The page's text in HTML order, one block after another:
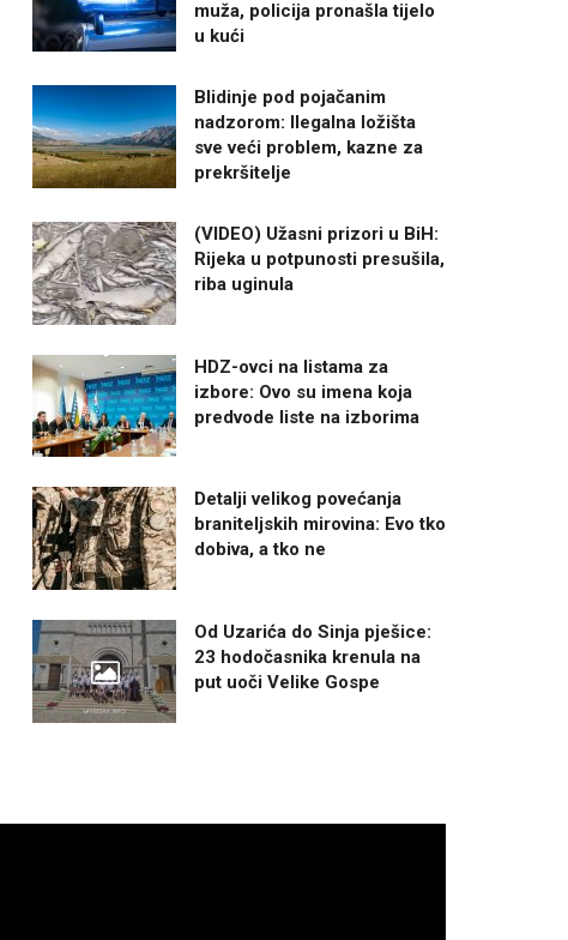
muža, policija pronašla tijelo
u kući
Blidinje pod pojačanim
nadzorom: Ilegalna ložišta
sve veći problem, kazne za
prekršitelje
(VIDEO) Užasni prizori u BiH:
Rijeka u potpunosti presušila,
riba uginula
HDZ-ovci na listama za
izbore: Ovo su imena koja
predvode liste na izborima
Detalji velikog povećanja
braniteljskih mirovina: Evo tko
dobiva, a tko ne
Od Uzarića do Sinja pješice:
23 hodočasnika krenula na
put uoči Velike Gospe